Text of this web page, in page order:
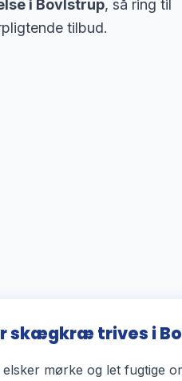
i Bovlstrup, så ring til
tilbud.
skægkræ trives i
mørke og let fugtige